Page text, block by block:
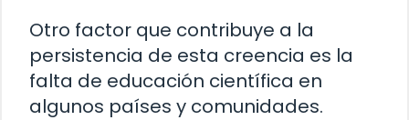
Otro factor que contribuye a la
persistencia de esta creencia es la
falta de educación científica en
algunos países y comunidades.